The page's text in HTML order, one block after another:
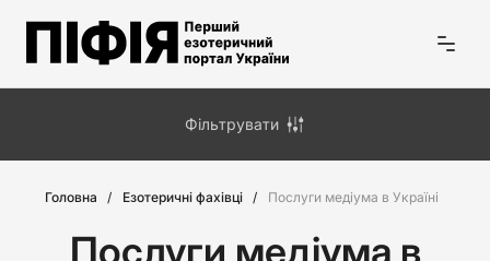
Головна Езотеричні фахівці Послуги медіума в Україні
Послуги медіума в
Фільтрувати